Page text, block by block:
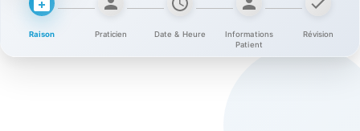
Raison Praticien Date & Heure
Informations
Patient
Révision